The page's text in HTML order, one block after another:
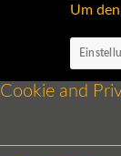
Um
Cookie and